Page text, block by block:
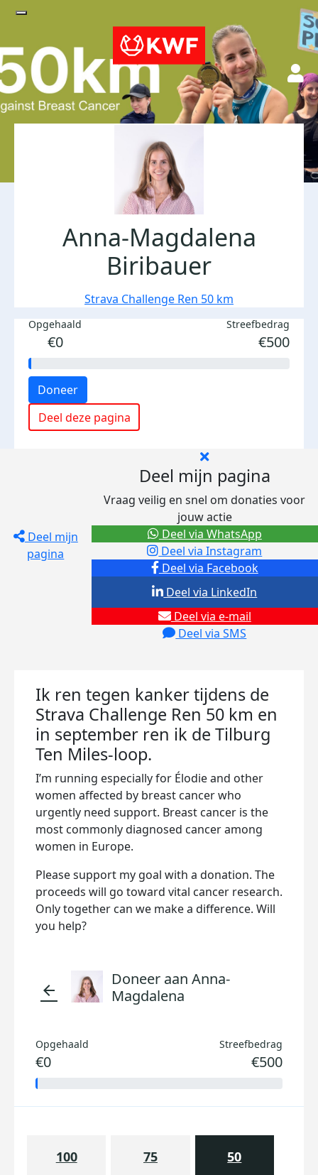
Anna-Magdalena
Biribauer
Strava Challenge Ren 50 km
Opgehaald
€0
Streefbedrag
€500
Doneer
Deel deze pagina
Deel mijn
pagina
Deel mijn pagina
Vraag veilig en snel om donaties voor
jouw actie
Deel via Facebook
Deel via Instagram
Deel via e-mail
Deel via SMS
Deel via LinkedIn
Deel via WhatsApp
Ik ren tegen kanker tijdens de
Strava Challenge Ren 50 km en
in september ren ik de Tilburg
Ten Miles-loop.
I’m running especially for Élodie and other
women affected by breast cancer who
urgently need support. Breast cancer is the
most commonly diagnosed cancer among
women in Europe.
Please support my goal with a donation. The
proceeds will go toward vital cancer research.
Only together can we make a difference. Will
you help?
arrow_back
Doneer aan Anna-
Magdalena
Opgehaald
€0
Streefbedrag
€500
100 75 50